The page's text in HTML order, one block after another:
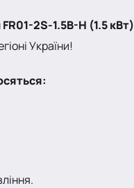
2S-1.5B-H (1.5 кВт)
України!